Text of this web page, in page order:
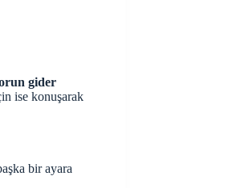
gider
ise konuşarak
bir ayara